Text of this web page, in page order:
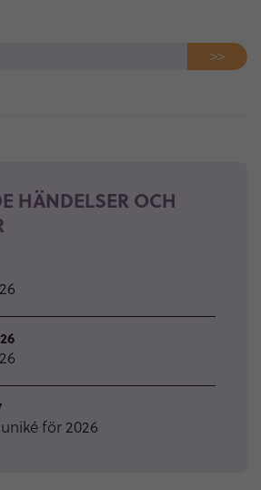
>>
HÄNDELSER OCH
för 2026